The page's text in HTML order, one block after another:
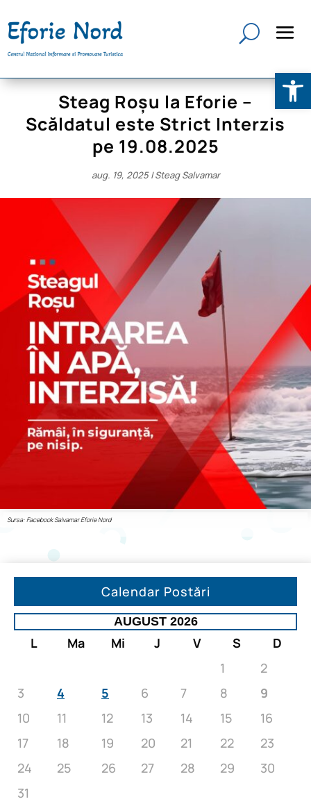
Steag Roșu la Eforie –
Scăldatul este Strict Interzis
pe 19.08.2025
aug. 19, 2025|Steag Salvamar
Sursa: Facebook Salvamar Eforie Nord
Calendar Postări
AUGUST 2026
L Ma Mi J V S
D
1
2
3
4 5 6 7 8
9
10
11 12 13 14 15
16
17
18 19 20 21 22
23
24
25 26 27 28 29
30
31